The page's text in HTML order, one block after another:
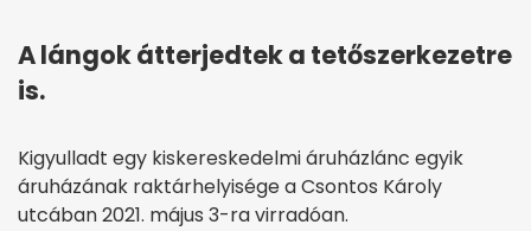
A lángok átterjedtek a tetőszerkezetre
is.
Kigyulladt egy kiskereskedelmi áruházlánc egyik
áruházának raktárhelyisége a Csontos Károly
utcában 2021. május 3-ra virradóan.